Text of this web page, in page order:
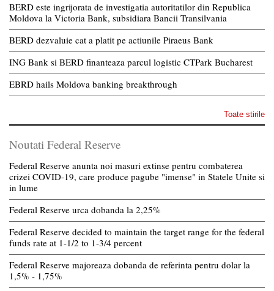
BERD este ingrijorata de investigatia autoritatilor din Republica
Moldova la Victoria Bank, subsidiara Bancii Transilvania
BERD dezvaluie cat a platit pe actiunile Piraeus Bank
ING Bank si BERD finanteaza parcul logistic CTPark Bucharest
EBRD hails Moldova banking breakthrough
Toate stirile
Noutati Federal Reserve
Federal Reserve anunta noi masuri extinse pentru combaterea
crizei COVID-19, care produce pagube "imense" in Statele Unite si
in lume
Federal Reserve urca dobanda la 2,25%
Federal Reserve decided to maintain the target range for the federal
funds rate at 1-1/2 to 1-3/4 percent
Federal Reserve majoreaza dobanda de referinta pentru dolar la
1,5% - 1,75%